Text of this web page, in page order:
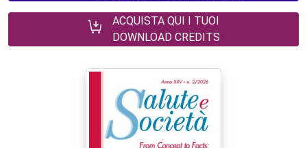
ACQUISTA QUI I TUOI
DOWNLOAD CREDITS